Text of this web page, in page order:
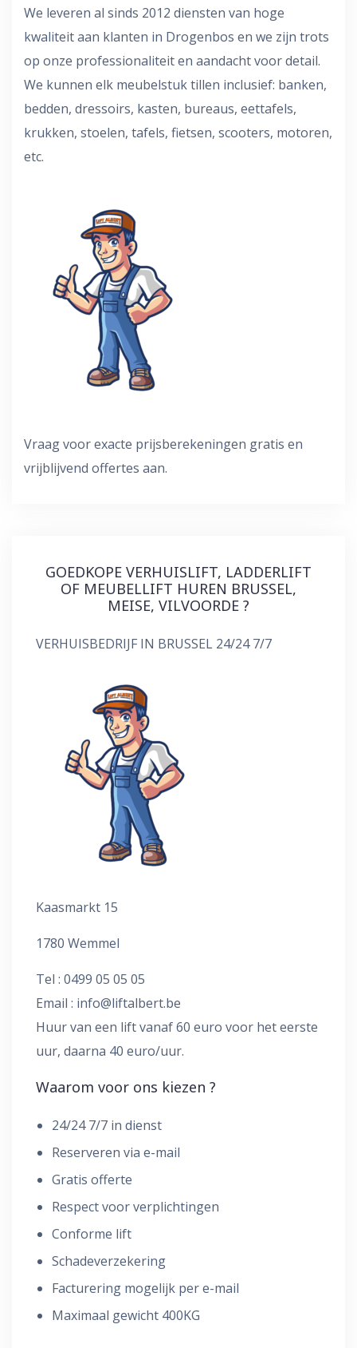
We leveren al sinds 2012 diensten van hoge
kwaliteit aan klanten in Drogenbos en we zijn trots
op onze professionaliteit en aandacht voor detail.
We kunnen elk meubelstuk tillen inclusief: banken,
bedden, dressoirs, kasten, bureaus, eettafels,
krukken, stoelen, tafels, fietsen, scooters, motoren,
etc.
Vraag voor exacte prijsberekeningen gratis en
vrijblijvend offertes aan.
GOEDKOPE VERHUISLIFT, LADDERLIFT
OF MEUBELLIFT HUREN BRUSSEL,
MEISE, VILVOORDE ?
VERHUISBEDRIJF IN BRUSSEL 24/24 7/7
Kaasmarkt 15
1780 Wemmel
Tel : 0499 05 05 05
Email : info@liftalbert.be
Huur van een lift vanaf 60 euro voor het eerste
uur, daarna 40 euro/uur.
Waarom voor ons kiezen ?
24/24 7/7 in dienst
Reserveren via e-mail
Gratis offerte
Respect voor verplichtingen
Conforme lift
Schadeverzekering
Facturering mogelijk per e-mail
Maximaal gewicht 400KG